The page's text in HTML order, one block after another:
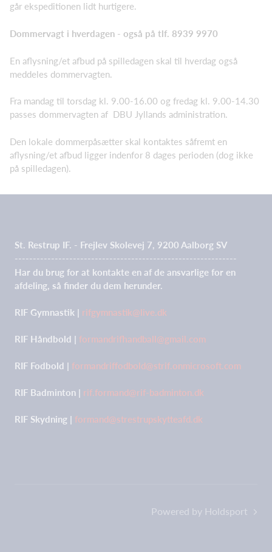
går ekspeditionen lidt hurtigere.
Dommervagt i hverdagen - også på tlf. 8939 9970
En aflysning/et afbud på spilledagen skal til hverdag også
meddeles dommervagten.
Fra mandag til torsdag kl. 9.00-16.00 og fredag kl. 9.00-14.30
passes dommervagten af DBU Jyllands administration.
Den lokale dommerpåsætter skal kontaktes såfremt en
aflysning/et afbud ligger indenfor 8 dages perioden (dog ikke
på spilledagen).
St. Restrup IF. - Frejlev Skolevej 7, 9200 Aalborg SV
-------------------------------------------------------------
Har du brug for at kontakte en af de ansvarlige for en
afdeling, så finder du dem herunder.
RIF Gymnastik | rifgymnastik@live.dk
RIF Håndbold | formandrifhandball@gmail.com
RIF Fodbold | formandriffodbold@strif.onmicrosoft.com
RIF Badminton | rif.formand@rif-badminton.dk
RIF Skydning | formand@strestrupskytteafd.dk
Powered by Holdsport